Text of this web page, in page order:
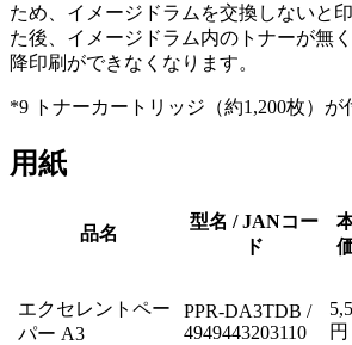
ため、イメージドラムを交換しないと
た後、イメージドラム内のトナーが無
降印刷ができなくなります。
*9 トナーカートリッジ（約1,200枚）が
用紙
品名
型名 / JANコー
ド
エクセレントペー
パー A3
PPR-DA3TDB /
4949443203110
円